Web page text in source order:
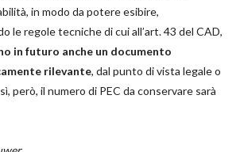
in modo da potere esibire,
le regole tecniche di cui all’art. 43 del CAD,
in futuro anche un documento
rilevante, dal punto di vista legale o
però, il numero di PEC da conservare sarà